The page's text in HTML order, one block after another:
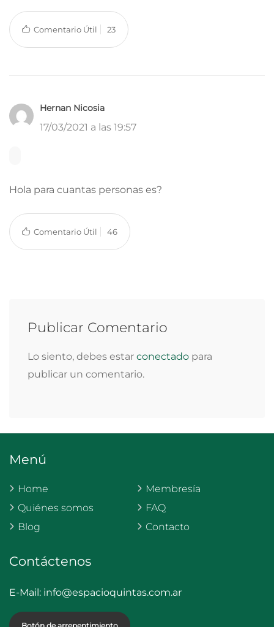
Comentario Útil 23
Hernan Nicosia
17/03/2021 a las 19:57
Hola para cuantas personas es?
Comentario Útil 46
Publicar Comentario
Lo siento, debes estar conectado para
publicar un comentario.
Menú
Home
Quiénes somos
Blog
Membresía
FAQ
Contacto
Contáctenos
E-Mail: info@espacioquintas.com.ar